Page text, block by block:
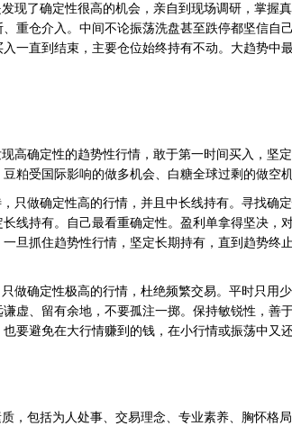
现了确定性很高的机会，亲自到现场调研，掌握
重仓介入。中间不论振荡洗盘甚至跌停都坚信自
一直到结束，主要仓位始终持有不动。大趋势中
高确定性的趋势性行情，敢于第一时间买入，坚
粕受国际影响的做多机会、白糖全球过剩的做空机
只做确定性高的行情，并且中长线持有。寻找确
线持有。自己最看重确定性。盈利单拿得坚决，
旦抓住趋势性行情，坚定长期持有，直到趋势终
做确定性极高的行情，杜绝频繁交易。平时只用
虚、留有余地，不要孤注一掷。保持敏锐性，善
要避免在大行情赚到的钱，在小行情或振荡中又还
，包括为人处事、交易理念、专业素养、胸怀格局